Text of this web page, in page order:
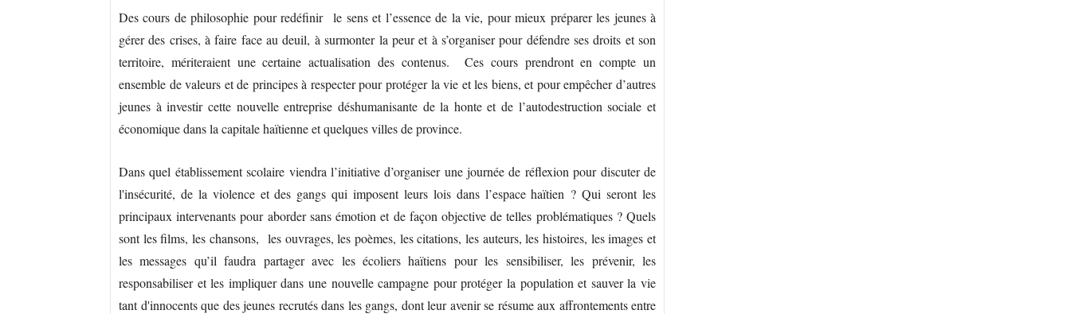
Des cours de philosophie pour redéfinir le sens et l’essence de la vie, pour mieux préparer les jeunes à
gérer des crises, à faire face au deuil, à surmonter la peur et à s’organiser pour défendre ses droits et son
territoire, mériteraient une certaine actualisation des contenus. Ces cours prendront en compte un
ensemble de valeurs et de principes à respecter pour protéger la vie et les biens, et pour empêcher d’autres
jeunes à investir cette nouvelle entreprise déshumanisante de la honte et de l’autodestruction sociale et
économique dans la capitale haïtienne et quelques villes de province.
Dans quel établissement scolaire viendra l’initiative d’organiser une journée de réflexion pour discuter de
l'insécurité, de la violence et des gangs qui imposent leurs lois dans l’espace haïtien ? Qui seront les
principaux intervenants pour aborder sans émotion et de façon objective de telles problématiques ? Quels
sont les films, les chansons, les ouvrages, les poèmes, les citations, les auteurs, les histoires, les images et
les messages qu’il faudra partager avec les écoliers haïtiens pour les sensibiliser, les prévenir, les
responsabiliser et les impliquer dans une nouvelle campagne pour protéger la population et sauver la vie
tant d'innocents que des jeunes recrutés dans les gangs, dont leur avenir se résume aux affrontements entre